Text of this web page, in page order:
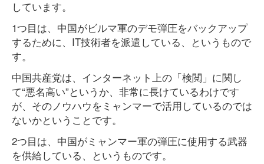
しています。
1つ目は、中国がビルマ軍のデモ弾圧をバックアップ
するために、IT技術者を派遣している、というもので
す。
中国共産党は、インターネット上の「検閲」に関し
て“悪名高い”というか、非常に長けているわけです
が、そのノウハウをミャンマーで活用しているのでは
ないかということです。
2つ目は、中国がミャンマー軍の弾圧に使用する武器
を供給している、というものです。